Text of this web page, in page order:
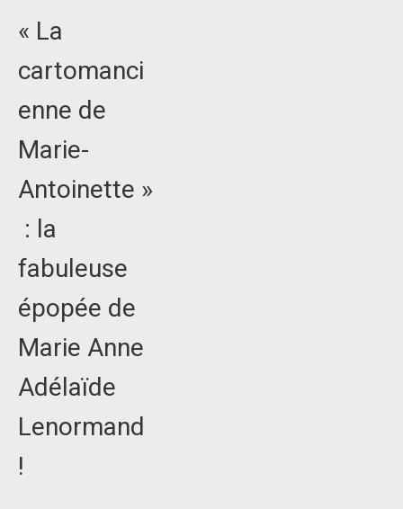
« La
cartomanci
enne de
Marie-
Antoinette »
: la
fabuleuse
épopée de
Marie Anne
Adélaïde
Lenormand
!